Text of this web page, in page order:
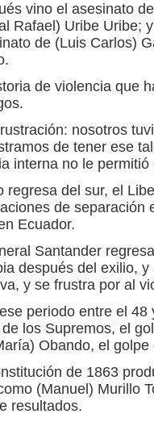
vino el asesinato
Rafael) Uribe Uribe;
de (Luis Carlos)
de violencia que
nosotros
de tener ese
interna no le
regresa del sur, el
de separación
Ecuador.
Santander
después del exilio,
y se frustra por al
periodo entre el
los Supremos, el
Obando, el
de 1863
(Manuel) Murillo
resultados.